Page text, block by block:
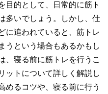
イター グルメ
音楽 海外
ド一覧
目的として、日常的に筋ト
多いでしょう。しかし、仕
に追われていると、筋トレ
うという場合もあるかもし
、寝る前に筋トレを行うこ
ットについて詳しく解説し
めるコツや、寝る前に行う